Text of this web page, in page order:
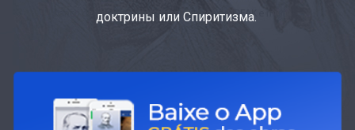
доктрины или Спиритизма.